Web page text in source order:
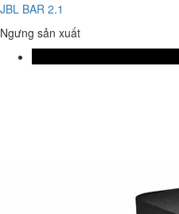
JBL BAR 2.1
Ngưng sản xuất